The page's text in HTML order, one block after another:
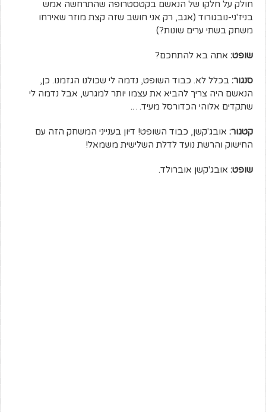
חולק על חלקו של הנאשם בקטסטרופה שהתרחשה אמש
בניז'ני-נובגורוד (אגב, רק אני חושב שזה קצת מוזר שאירחו
משחק בשתי ערים שונות?)
שופט: אתה בא להתחכם?
סנגור: בכלל לא. כבוד השופט, נדמה לי שכולנו הגזמנו. כן,
הנאשם היה צריך להביא את עצמו יותר למגרש, אבל נדמה לי
שתקדים אלוהי הכדורסל מעיד….
קטגור: אובג'קשן, כבוד השופט! דיון בענייני המשחק הזה עם
החישוק והרשת נועד לדלת השלישית משמאל!
שופט: אובג'קשן אוברולד.